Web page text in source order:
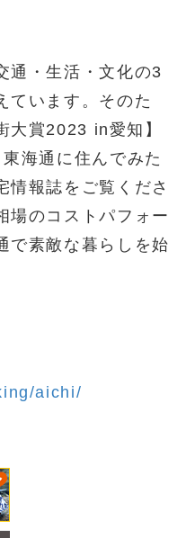
通・生活・文化の3
ています。そのた
大賞2023 in愛知】
海通に住んでみた
情報誌をご覧くださ
場のコストパフォー
で素敵な暮らしを始
aichi/